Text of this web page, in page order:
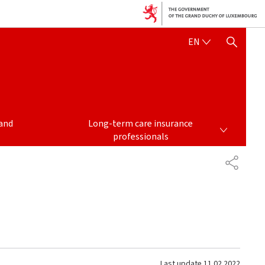
EN ENGLISH
SHOW HIDE SEARCH
Long-term care insurance
professionals
SHARE